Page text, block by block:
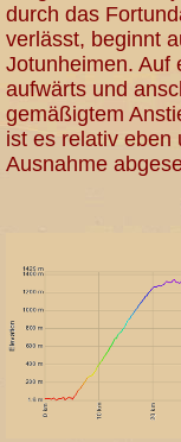
durch das
verlässt, beginnt
Jotunheimen. Auf
aufwärts und
gemäßigtem
ist es relativ eben
Ausnahme